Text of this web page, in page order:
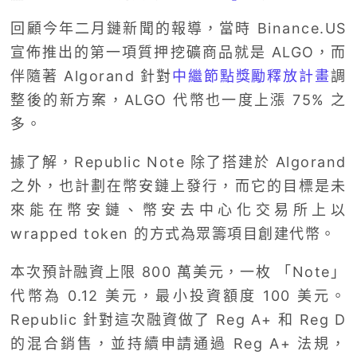
回顧今年二月鏈新聞的報導，當時 Binance.US
宣佈推出的第一項質押挖礦商品就是 ALGO，而
伴隨著 Algorand 針對中繼節點獎勵釋放計畫調
整後的新方案，ALGO 代幣也一度上漲 75% 之
多。
據了解，Republic Note 除了搭建於 Algorand
之外，也計劃在幣安鏈上發行，而它的目標是未
來能在幣安鏈、幣安去中心化交易所上以
wrapped token 的方式為眾籌項目創建代幣。
本次預計融資上限 800 萬美元，一枚 「Note」
代幣為 0.12 美元，最小投資額度 100 美元。
Republic 針對這次融資做了 Reg A+ 和 Reg D
的混合銷售，並持續申請通過 Reg A+ 法規，